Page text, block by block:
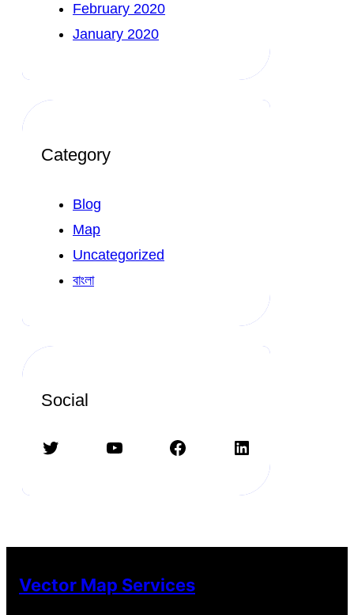
February 2020
January 2020
Category
Blog
Map
Uncategorized
বাংলা
Social
Twitter YouTube Facebook LinkedIn
Vector Map Services